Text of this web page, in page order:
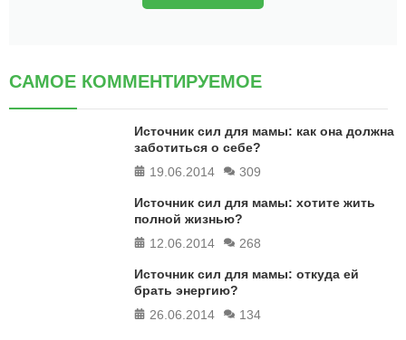
САМОЕ КОММЕНТИРУЕМОЕ
Источник сил для мамы: как она должна
заботиться о себе?
19.06.2014
309
Источник сил для мамы: хотите жить
полной жизнью?
12.06.2014
268
Источник сил для мамы: откуда ей
брать энергию?
26.06.2014
134